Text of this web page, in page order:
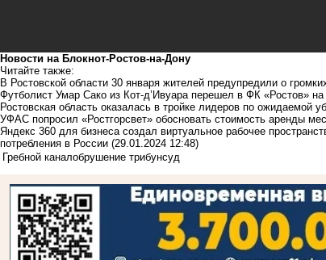
Новости на Блoкнoт-Ростов-на-Дону
Читайте также:
В Ростовской области 30 января жителей предупредили о
Футболист Умар Сако из Кот-д’Ивуара перешел в ФК «Ростов»
Ростовская область оказалась в тройке лидеров по ожидаемой
УФАС попросил «Ростгорсвет» обосновать стоимость аренды
Яндекс 360 для бизнеса создал виртуальное рабочее
потребления в России (29.01.2024 12:48)
Гребной каналобрушение трибунсуд